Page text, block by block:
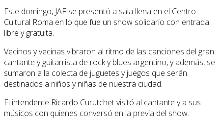
Este domingo, JAF se presentó a sala llena en el Centro
Cultural Roma en lo que fue un show solidario con entrada
libre y gratuita.
Vecinos y vecinas vibraron al ritmo de las canciones del gran
cantante y guitarrista de rock y blues argentino, y además, se
sumaron a la colecta de juguetes y juegos que serán
destinados a niños y niñas de nuestra ciudad.
El intendente Ricardo Curutchet visitó al cantante y a sus
músicos con quienes conversó en la previa del show.